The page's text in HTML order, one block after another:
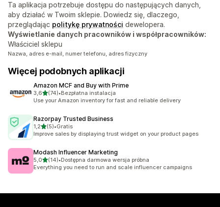
Ta aplikacja potrzebuje dostępu do następujących danych,
aby działać w Twoim sklepie. Dowiedz się, dlaczego,
przeglądając politykę prywatności dewelopera.
Wyświetlanie danych pracowników i współpracowników:
Właściciel sklepu
Nazwa, adres e-mail, numer telefonu, adres fizyczny
Więcej podobnych aplikacji
Amazon MCF and Buy with Prime
3,6na 5 gwiazdek
(74)
Łączna liczba recenzji: 74
•Bezpłatna instalacja
Use your Amazon inventory for fast and reliable delivery
Razorpay Trusted Business
1,2na 5 gwiazdek
(5)
Łączna liczba recenzji: 5
•Gratis
Improve sales by displaying trust widget on your product pages
Modash Influencer Marketing
5,0na 5 gwiazdek
(14)
Łączna liczba recenzji: 14
•Dostępna darmowa wersja próbna
Everything you need to run and scale influencer campaigns